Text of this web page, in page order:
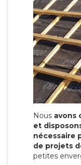
Nous avons
et
nécessaire
de projets
petites